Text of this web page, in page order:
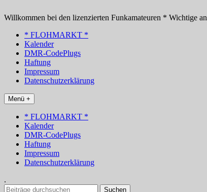
Inhalt
Willkommen bei den lizenzierten Funkamateuren * Wichtige
* FLOHMARKT *
Kalender
DMR-CodePlugs
Haftung
Impressum
Datenschutzerklärung
Menü +
* FLOHMARKT *
Kalender
DMR-CodePlugs
Haftung
Impressum
Datenschutzerklärung
.
Suchen